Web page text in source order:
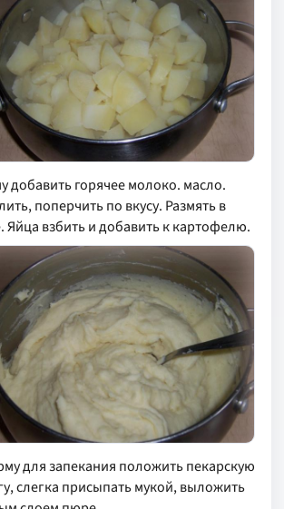
добавить горячее молоко. масло.
поперчить по вкусу. Размять в
Яйца взбить и добавить к картофелю.
для запекания положить пекарскую
слегка присыпать мукой, выложить